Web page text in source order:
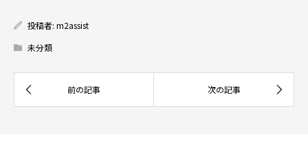
投稿者: m2assist
未分類